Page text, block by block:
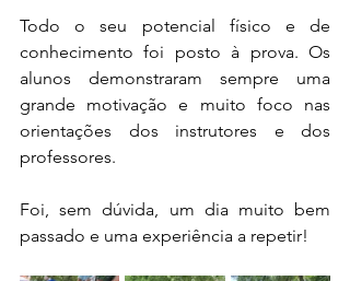
Todo o seu potencial físico e de
conhecimento foi posto à prova. Os
alunos demonstraram sempre uma
grande motivação e muito foco nas
orientações dos instrutores e dos
professores.
Foi, sem dúvida, um dia muito bem
passado e uma experiência a repetir!